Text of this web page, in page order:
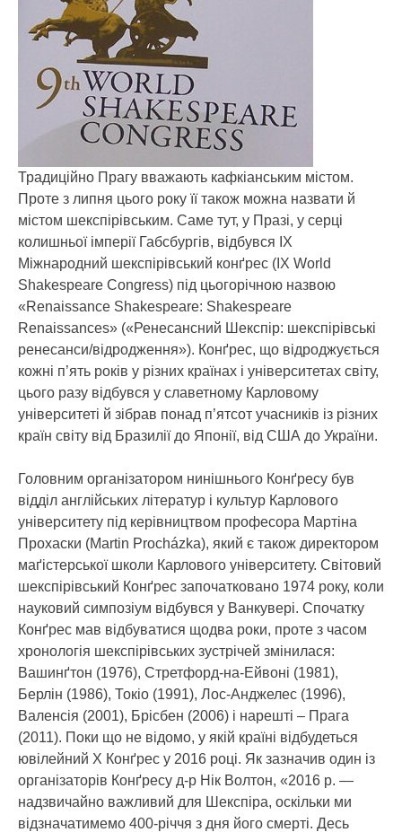
Традиційно Прагу вважають кафкіанським містом.
Проте з липня цього року її також можна назвати й
містом шекспірівським. Саме тут, у Празі, у серці
колишньої імперії Габсбургів, відбувся ІХ
Міжнародний шекспірівський конґрес (IX World
Shakespeare Congress) під цьогорічною назвою
«Renaissance Shakespeare: Shakespeare
Renaissances» («Ренесансний Шекспір: шекспірівські
ренесанси/відродження»). Конґрес, що відроджується
кожні п’ять років у різних країнах і університетах світу,
цього разу відбувся у славетному Карловому
університеті й зібрав понад п’ятсот учасників із різних
країн світу від Бразилії до Японії, від США до України.
Головним організатором нинішнього Конґресу був
відділ англійських літератур і культур Карлового
університету під керівництвом професора Мартіна
Прохаски (Martin Procházka), який є також директором
маґістерської школи Карлового університету. Світовий
шекспірівський Конґрес започатковано 1974 року, коли
науковий симпозіум відбувся у Ванкувері. Спочатку
Конґрес мав відбуватися щодва роки, проте з часом
хронологія шекспірівських зустрічей змінилася:
Вашинґтон (1976), Стретфорд-на-Ейвоні (1981),
Берлін (1986), Токіо (1991), Лос-Анджелес (1996),
Валенсія (2001), Брісбен (2006) і нарешті – Прага
(2011). Поки що не відомо, у якій країні відбудеться
ювілейний Х Конґрес у 2016 році. Як зазначив один із
організаторів Конґресу д-р Нік Волтон, «2016 р. —
надзвичайно важливий для Шекспіра, оскільки ми
відзначатимемо 400-річчя з дня його смерті. Десь